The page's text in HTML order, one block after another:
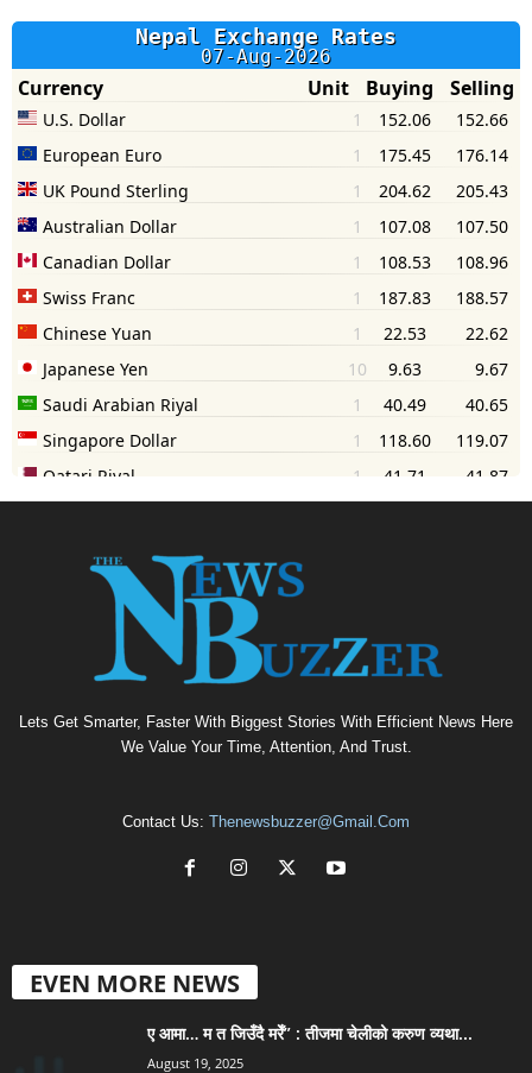
Lets Get Smarter, Faster With Biggest Stories With Efficient News Here
We Value Your Time, Attention, And Trust.
Contact Us: Thenewsbuzzer@gmail.com
EVEN MORE NEWS
ए आमा… म त जिउँदै मरेँ” : तीजमा चेलीको करुण व्यथा...
August 19, 2025